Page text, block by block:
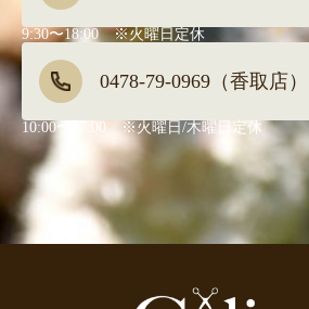
9:30〜18:00 ※火曜日定休
0478-79-0969（香取店）
10:00〜17:00 ※火曜日/木曜日定休